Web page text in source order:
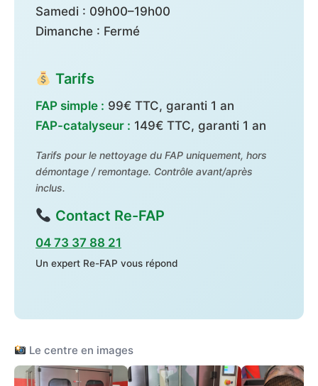
Samedi : 09h00–19h00
Dimanche : Fermé
Tarifs
FAP simple : 99€ TTC, garanti 1 an
FAP-catalyseur : 149€ TTC, garanti 1 an
Tarifs pour le nettoyage du FAP uniquement, hors
démontage / remontage. Contrôle avant/après
inclus.
Contact Re-FAP
04 73 37 88 21
Un expert Re-FAP vous répond
Le centre en images